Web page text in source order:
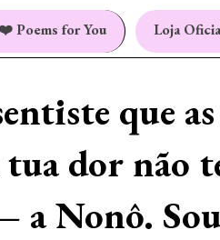
Poems for You Loja
que
tua dor não
a Nonô.